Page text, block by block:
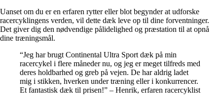
Uanset om du er en erfaren rytter eller blot begynder at udforske
racercyklingens verden, vil dette dæk leve op til dine forventninger.
Det giver dig den nødvendige pålidelighed og præstation til at opnå
dine træningsmål.
“Jeg har brugt Continental Ultra Sport dæk på min
racercykel i flere måneder nu, og jeg er meget tilfreds med
deres holdbarhed og greb på vejen. De har aldrig ladet
mig i stikken, hverken under træning eller i konkurrencer.
Et fantastisk dæk til prisen!” – Henrik, erfaren racercyklist